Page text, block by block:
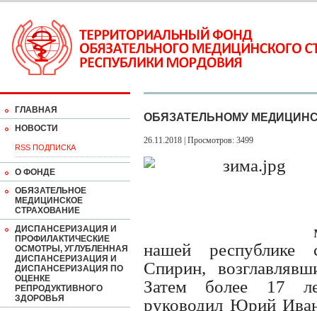
ГЛАВНАЯ
НОВОСТИ
RSS ПОДПИСКА
О ФОНДЕ
ОБЯЗАТЕЛЬНОЕ
МЕДИЦИНСКОЕ
СТРАХОВАНИЕ
ДИСПАНСЕРИЗАЦИЯ И
ПРОФИЛАКТИЧЕСКИЕ
ОСМОТРЫ, УГЛУБЛЕННАЯ
ДИСПАНСЕРИЗАЦИЯ И
ДИСПАНСЕРИЗАЦИЯ ПО
ОЦЕНКЕ
РЕПРОДУКТИВНОГО
ЗДОРОВЬЯ
ОБЯЗАТЕЛЬНОМУ
26.11.2018 | Просмотров: 3499
нашей республике
Спирин,
Затем более 17
руководил Юрий